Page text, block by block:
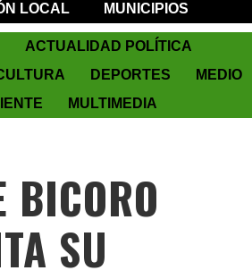
LOCAL
MUNICIPIOS
ACTUALIDAD POLÍTICA
DEPORTES
MEDIO
MULTIMEDIA
BICORO
SU